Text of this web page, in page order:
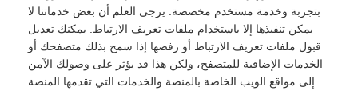
بتجربة وخدمة مستخدم مخصصة. يرجى العلم أن بعض خدماتنا لا
يمكن تنفيذها إلا باستخدام ملفات تعريف الارتباط. يمكنك تعديل
قبول ملفات تعريف الارتباط أو رفضها إذا سمح بذلك متصفحك أو
الخدمات الإضافية للمتصفح، ولكن هذا قد يؤثر على وصولك الآمن